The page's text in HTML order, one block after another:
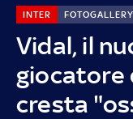
Vidal, il
giocatore
cresta
INTER FOTOGALLERY